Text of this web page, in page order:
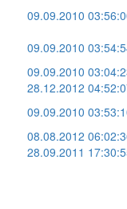
09.09.2010
09.09.2010
09.09.2010
28.12.2012
09.09.2010
08.08.2012
28.09.2011